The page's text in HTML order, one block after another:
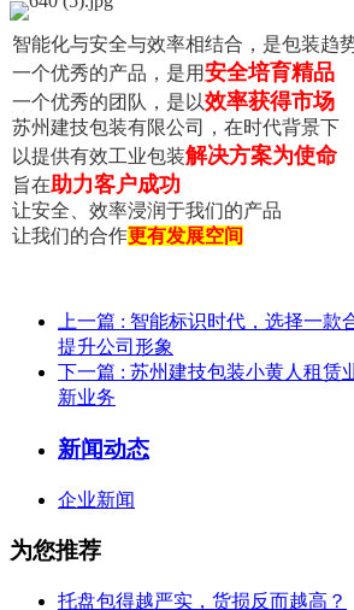
智能化与安全与效率相结合 ， 是包装趋
一个优秀的产品 ， 是用安全培育精品
一个优秀的团 队 ， 是 以效率获得市场
苏州建技包装有限公司 ， 在时代背景下
以提供有效工业包装解决方案为使命
旨在助力客户成功
让安全 效率浸润于我们的产品
让我们的合作更有发展空间
上一篇 : 智能标识时代，选择一款
提升公司形象
下一篇 : 苏州建技包装小黄人租赁
新业务
新闻动态
企业新闻
为您推荐
托盘包得越严实，货损反而越高？